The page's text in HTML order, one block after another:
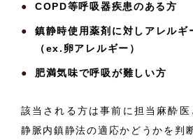
COPD等呼吸器疾患のある方
鎮静時使用薬剤に対しアレルギ
（ex.卵アレルギー）
肥満気味で呼吸が難しい方
該当される方は事前に担当麻酔医
静脈内鎮静法の適応かどうかを判